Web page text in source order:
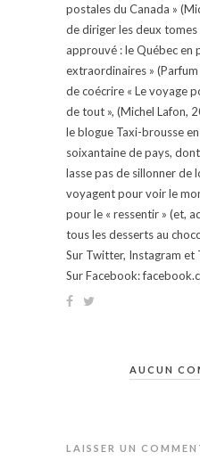
postales du Canada »
de diriger les deux
approuvé : le Québec en
extraordinaires »
de coécrire « Le voyage
de tout », (Michel Lafon,
le blogue Taxi-brousse
soixantaine de pays,
lasse pas de sillonner de
voyagent pour voir le
pour le « ressentir » (et,
tous les desserts au
Sur Twitter, Instagram et
Sur Facebook:
AUCUN
LAISSER UN